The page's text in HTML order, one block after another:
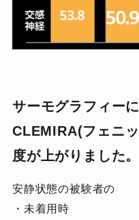
サーモグラフィー
CLEMIRA(フェニ
度が上がりました。
安静状態の被験者の
・未着用時